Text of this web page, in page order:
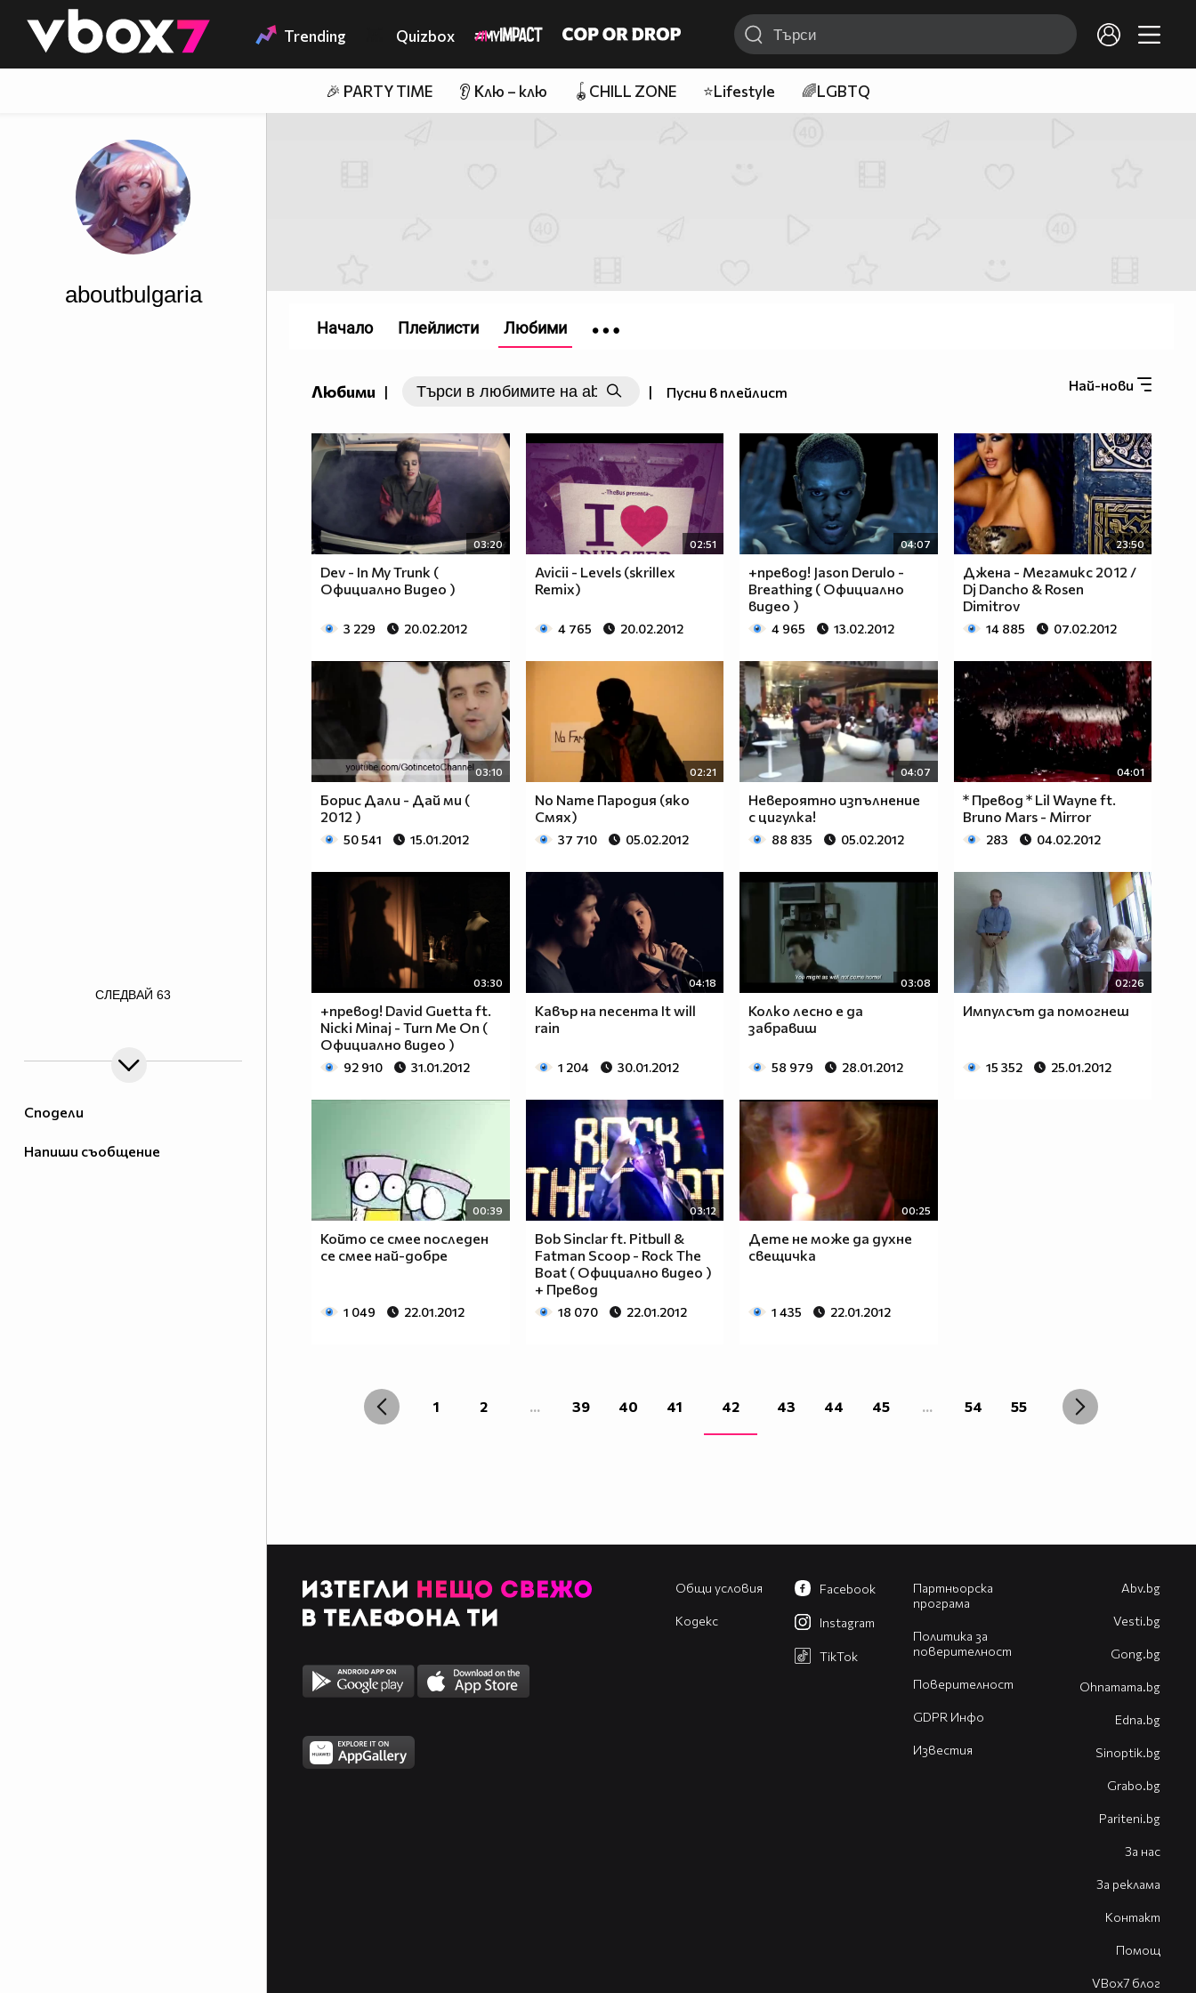
👾 Trending Quizbox
🎉 PARTY TIME 👂 Клю – клю 🪀CHILL ZONE ⭐Lifestyle 🌈LGBTQ
Сподели
Напиши съобщение
aboutbulgaria
СЛЕДВАЙ 63
Любими | | Пусни в плейлист Най-нови
03:20
Dev - In My Trunk (
Официално Видео )
3 229 20.02.2012
02:51
Avicii - Levels (skrillex
Remix)
4 765 20.02.2012
04:07
+превод! Jason Derulo -
Breathing ( Официално
видео )
4 965 13.02.2012
23:50
Джена - Мегамикс 2012 /
Dj Dancho & Rosen
Dimitrov
14 885 07.02.2012
03:10
Борис Дали - Дай ми (
2012 )
50 541 15.01.2012
02:21
No Name Пародия (яко
Смях)
37 710 05.02.2012
04:07
Невероятно изпълнение
с цигулка!
88 835 05.02.2012
04:01
* Превод * Lil Wayne ft.
Bruno Mars - Mirror
283 04.02.2012
03:30
+превод! David Guetta ft.
Nicki Minaj - Turn Me On (
Официално видео )
92 910 31.01.2012
04:18
Кавър на песента It will
rain
1 204 30.01.2012
03:08
Колко лесно е да
забравиш
58 979 28.01.2012
02:26
Импулсът да помогнеш
15 352 25.01.2012
00:39
Който се смее последен
се смее най-добре
1 049 22.01.2012
03:12
Bob Sinclar ft. Pitbull &
Fatman Scoop - Rock The
Boat ( Официално видео )
+ Превод
18 070 22.01.2012
00:25
Дете не може да духне
свещичка
1 435 22.01.2012
1 2 ... 39 40 41 42 43 44 45 ... 54 55
Начало Плейлисти Любими
Общи условия
Кодекс
Партньорска
програма
Политика за
поверителност
Поверителност
GDPR Инфо
Известия
Facebook
Instagram
TikTok
Abv.bg
Vesti.bg
Gong.bg
Оhnamama.bg
Edna.bg
Sinoptik.bg
Grabo.bg
Pariteni.bg
За нас
За реклама
Контакт
Помощ
VBox7 блог